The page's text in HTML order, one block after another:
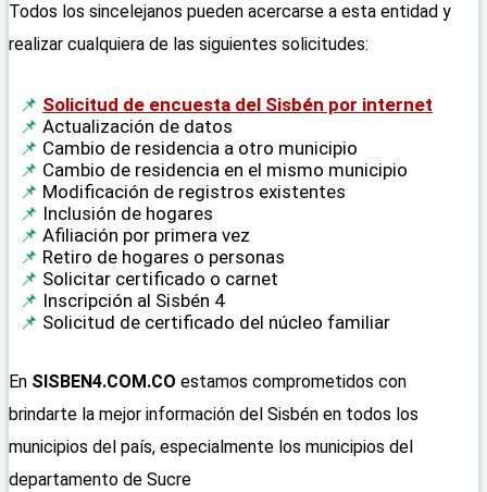
Todos los sincelejanos pueden acercarse a esta entidad y
realizar cualquiera de las siguientes solicitudes:
Solicitud de encuesta del Sisbén por internet
Actualización de datos
Cambio de residencia a otro municipio
Cambio de residencia en el mismo municipio
Modificación de registros existentes
Inclusión de hogares
Afiliación por primera vez
Retiro de hogares o personas
Solicitar certificado o carnet
Inscripción al Sisbén 4
Solicitud de certificado del núcleo familiar
En SISBEN4.COM.CO estamos comprometidos con
brindarte la mejor información del Sisbén en todos los
municipios del país, especialmente los municipios del
departamento de Sucre